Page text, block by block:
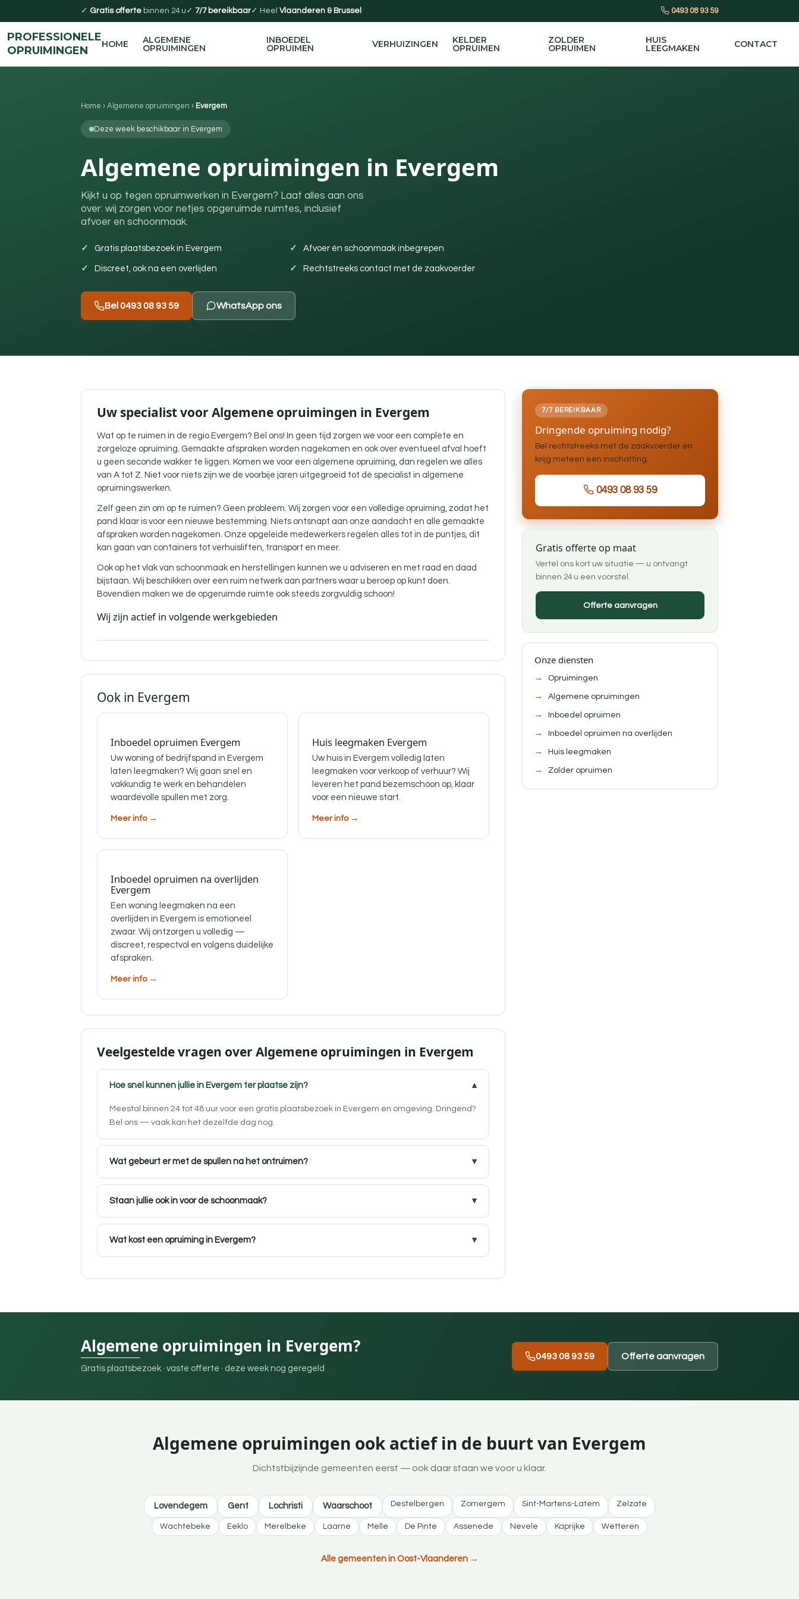
✓ Gratis offerte binnen 24 u ✓ 7/7 bereikbaar✓ Heel Vlaanderen & Brussel 0493 08 93 59
PROFESSIONELE
OPRUIMINGEN
HOME ALGEMENE
OPRUIMINGEN
INBOEDEL
OPRUIMEN VERHUIZINGEN KELDER
OPRUIMEN
ZOLDER
OPRUIMEN
HUIS
LEEGMAKEN CONTACT
Home › Algemene opruimingen › Evergem
Deze week beschikbaar in Evergem
Algemene opruimingen in Evergem
Kijkt u op tegen opruimwerken in Evergem? Laat alles aan ons
over: wij zorgen voor netjes opgeruimde ruimtes, inclusief
afvoer en schoonmaak.
Gratis plaatsbezoek in Evergem Afvoer én schoonmaak inbegrepen
Discreet, ook na een overlijden Rechtstreeks contact met de zaakvoerder
Bel 0493 08 93 59 WhatsApp ons
Uw specialist voor Algemene opruimingen in Evergem
Wat op te ruimen in de regio Evergem? Bel ons! In geen tijd zorgen we voor een complete en
zorgeloze opruiming. Gemaakte afspraken worden nagekomen en ook over eventueel afval hoeft
u geen seconde wakker te liggen. Komen we voor een algemene opruiming, dan regelen we alles
van A tot Z. Niet voor niets zijn we de voorbije jaren uitgegroeid tot dé specialist in algemene
opruimingswerken.
Zelf geen zin om op te ruimen? Geen probleem. Wij zorgen voor een volledige opruiming, zodat het
pand klaar is voor een nieuwe bestemming. Niets ontsnapt aan onze aandacht en alle gemaakte
afspraken worden nagekomen. Onze opgeleide medewerkers regelen alles tot in de puntjes, dit
kan gaan van containers tot verhuisliften, transport en meer.
Ook op het vlak van schoonmaak en herstellingen kunnen we u adviseren en met raad en daad
bijstaan. Wij beschikken over een ruim netwerk aan partners waar u beroep op kunt doen.
Bovendien maken we de opgeruimde ruimte ook steeds zorgvuldig schoon!
Wij zijn actief in volgende werkgebieden
Ook in Evergem
Inboedel opruimen Evergem
Uw woning of bedrijfspand in Evergem
laten leegmaken? Wij gaan snel en
vakkundig te werk en behandelen
waardevolle spullen met zorg.
Meer info →
Huis leegmaken Evergem
Uw huis in Evergem volledig laten
leegmaken voor verkoop of verhuur? Wij
leveren het pand bezemschoon op, klaar
voor een nieuwe start.
Meer info →
Inboedel opruimen na overlijden
Evergem
Een woning leegmaken na een
overlijden in Evergem is emotioneel
zwaar. Wij ontzorgen u volledig —
discreet, respectvol en volgens duidelijke
afspraken.
Meer info →
Veelgestelde vragen over Algemene opruimingen in Evergem
Hoe snel kunnen jullie in Evergem ter plaatse zijn?
Meestal binnen 24 tot 48 uur voor een gratis plaatsbezoek in Evergem en omgeving. Dringend?
Bel ons — vaak kan het dezelfde dag nog.
Wat gebeurt er met de spullen na het ontruimen?
Staan jullie ook in voor de schoonmaak?
Wat kost een opruiming in Evergem?
7/7 BEREIKBAAR
Dringende opruiming nodig?
Bel rechtstreeks met de zaakvoerder en
krijg meteen een inschatting.
0493 08 93 59
Gratis offerte op maat
Vertel ons kort uw situatie — u ontvangt
binnen 24 u een voorstel.
Offerte aanvragen
Onze diensten
Opruimingen
Algemene opruimingen
Inboedel opruimen
Inboedel opruimen na overlijden
Huis leegmaken
Zolder opruimen
Algemene opruimingen in Evergem?
Gratis plaatsbezoek · vaste offerte · deze week nog geregeld
0493 08 93 59 Offerte aanvragen
Algemene opruimingen ook actief in de buurt van Evergem
Dichtstbijzijnde gemeenten eerst — ook daar staan we voor u klaar.
Lovendegem Gent Lochristi Waarschoot Destelbergen Zomergem Sint-Martens-Latem Zelzate
Wachtebeke Eeklo Merelbeke Laarne Melle De Pinte Assenede Nevele Kaprijke Wetteren
Alle gemeenten in Oost-Vlaanderen →